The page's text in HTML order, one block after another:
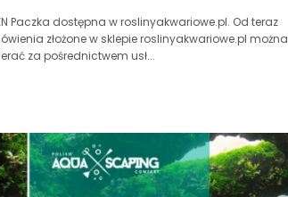
Paczka dostępna w roslinyakwariowe.pl. Od teraz
złożone w sklepie roslinyakwariowe.pl można
za pośrednictwem usł...